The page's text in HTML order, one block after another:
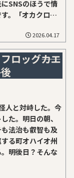
SNSのほうで情
。「オカクロ
の声が少なから
を経て、二見書
カルト・クロニ
に書いたような
運営に関する言い
グ――カエル男の
の取材に取り掛
での公開を前提
上――とコツコツ
に及びました。
2026.04.17
ロッグ――カエ
人と対峙した。今
た。明日の朝、
法治も叡智も及
る町オハイオ州
明後日？そんな